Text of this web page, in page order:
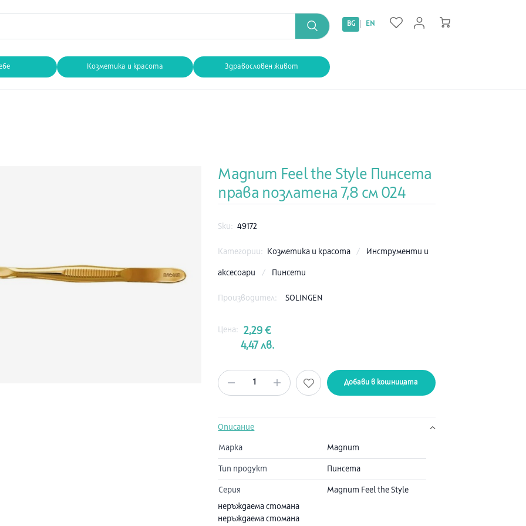
Козметика и красота Здравословен живот
BG EN
Magnum Feel the Style Пинсета
права позлатена 7,8 см 024
Sku: 49172
Категории: Козметика и красота / Инструменти и
аксесоари / Пинсети
Производител: SOLINGEN
Цена:
2,29 €
4,47 лв.
1 Добави в кошницата
Описание
Марка Magnum
Тип продукт Пинсета
Серия
Magnum Feel the Style
неръждаема стомана
неръждаема стомана